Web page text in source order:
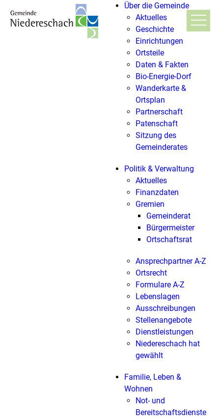
Über die Gemeinde
Aktuelles
Geschichte
Einrichtungen
Ortsteile
Daten & Fakten
Bio-Energie-Dorf
Wanderkarte &
Ortsplan
Partnerschaft
Patenschaft
Sitzung des
Gemeinderates
Politik & Verwaltung
Aktuelles
Finanzdaten
Gremien
Gemeinderat
Bürgermeister
Ortschaftsrat
Ansprechpartner A-Z
Ortsrecht
Formulare A-Z
Lebenslagen
Ausschreibungen
Stellenangebote
Dienstleistungen
Niedereschach hat
gewählt
Familie, Leben &
Wohnen
Not- und
Bereitschaftsdienste